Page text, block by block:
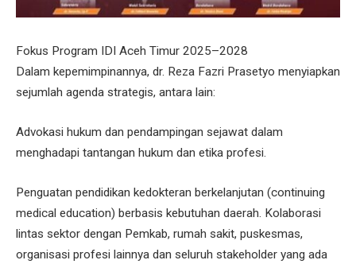
Fokus Program IDI Aceh Timur 2025–2028
Dalam kepemimpinannya, dr. Reza Fazri Prasetyo menyiapkan
sejumlah agenda strategis, antara lain:
Advokasi hukum dan pendampingan sejawat dalam
menghadapi tantangan hukum dan etika profesi.
Penguatan pendidikan kedokteran berkelanjutan (continuing
medical education) berbasis kebutuhan daerah. Kolaborasi
lintas sektor dengan Pemkab, rumah sakit, puskesmas,
organisasi profesi lainnya dan seluruh stakeholder yang ada